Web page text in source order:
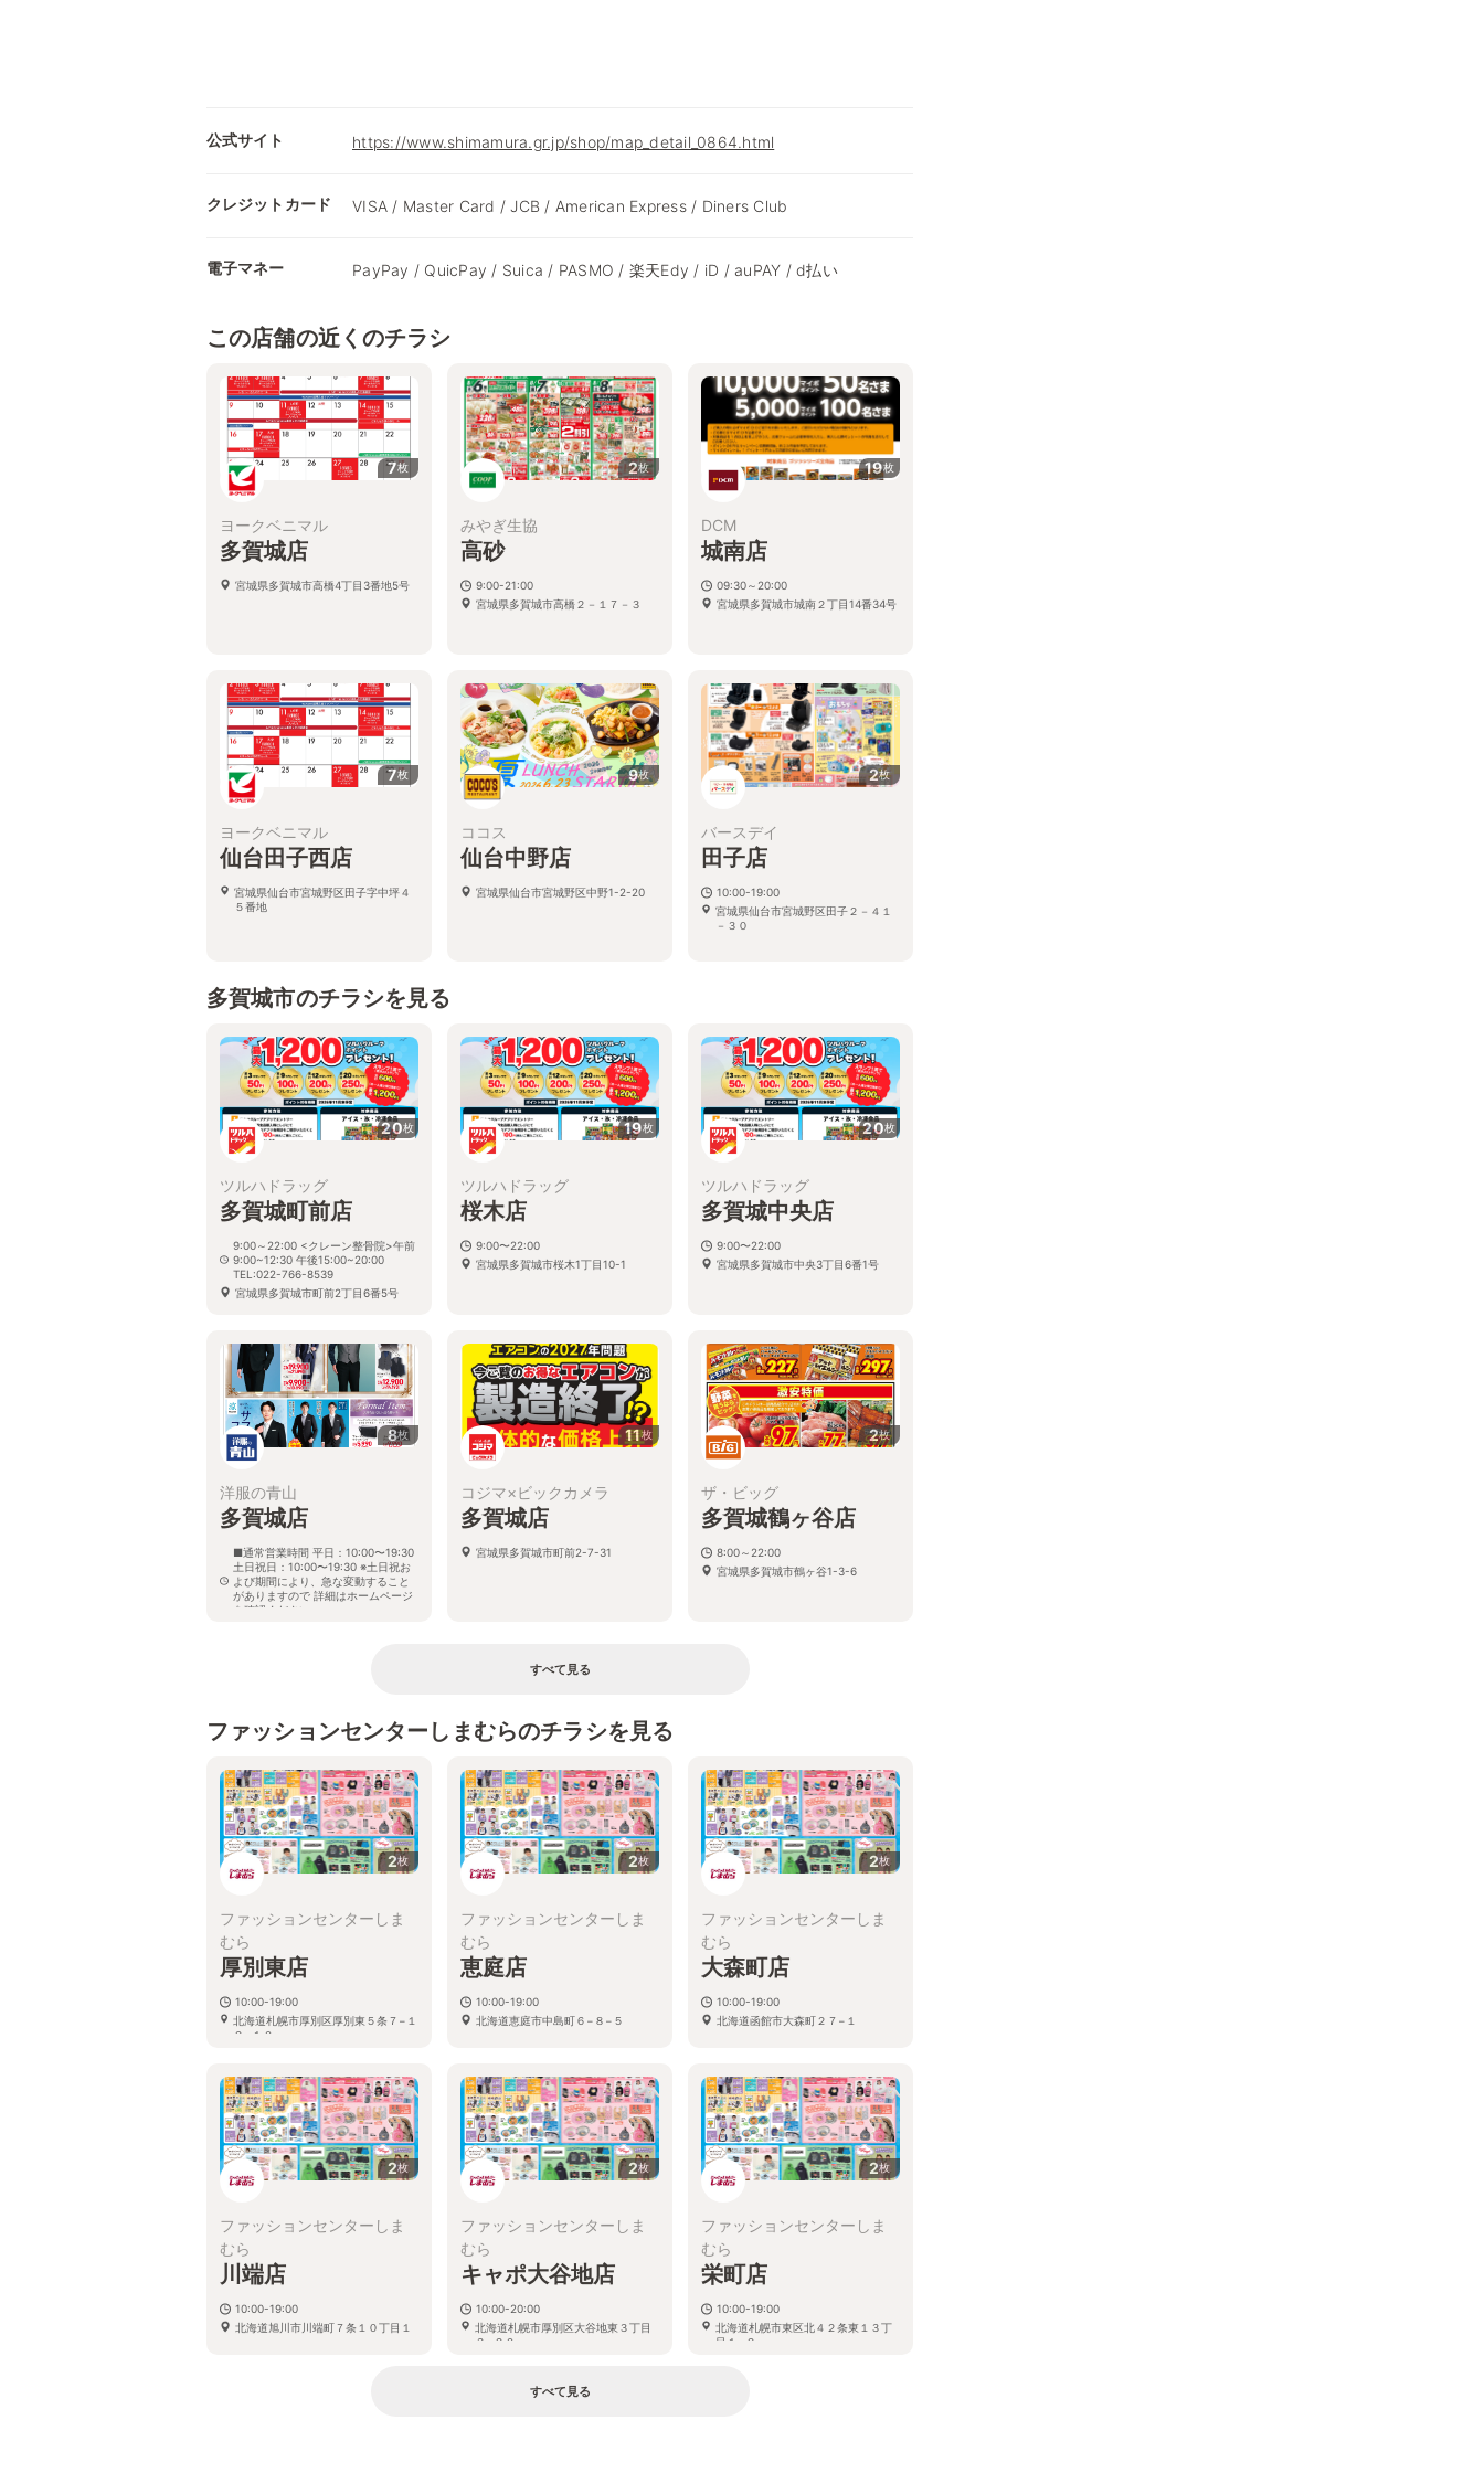
公式サイト https://www.shimamura.gr.jp/shop/map_detail_0864.html
クレジットカード VISA / Master Card / JCB / American Express / Diners Club
電子マネー PayPay / QuicPay / Suica / PASMO / 楽天Edy / iD / auPAY / d払い
この店舗の近くのチラシ
7枚
ヨークベニマル
多賀城店
宮城県多賀城市高橋4丁目3番地5号
2枚
みやぎ生協
高砂
9:00-21:00
宮城県多賀城市高橋２－１７－３
19枚
DCM
城南店
09:30～20:00
宮城県多賀城市城南２丁目14番34号
7枚
ヨークベニマル
仙台田子西店
宮城県仙台市宮城野区田子字中坪４
５番地
9枚
ココス
仙台中野店
宮城県仙台市宮城野区中野1-2-20
2枚
バースデイ
田子店
10:00-19:00
宮城県仙台市宮城野区田子２－４１
－３０
多賀城市のチラシを見る
20枚
ツルハドラッグ
多賀城町前店
9:00～22:00 <クレーン整骨院>午前
9:00~12:30 午後15:00~20:00
TEL:022-766-8539
宮城県多賀城市町前2丁目6番5号
19枚
ツルハドラッグ
桜木店
9:00〜22:00
宮城県多賀城市桜木1丁目10-1
20枚
ツルハドラッグ
多賀城中央店
9:00〜22:00
宮城県多賀城市中央3丁目6番1号
8枚
洋服の青山
多賀城店
■通常営業時間 平日：10:00〜19:30
土日祝日：10:00〜19:30 ※土日祝お
よび期間により、急な変動すること
がありますので 詳細はホームページ
を確認ください
11枚
コジマ×ビックカメラ
多賀城店
宮城県多賀城市町前2-7-31
2枚
ザ・ビッグ
多賀城鶴ヶ谷店
8:00～22:00
宮城県多賀城市鶴ヶ谷1-3-6
すべて見る
ファッションセンターしまむらのチラシを見る
2枚
ファッションセンターしま
むら
厚別東店
10:00-19:00
北海道札幌市厚別区厚別東５条７−１
２−１０
2枚
ファッションセンターしま
むら
恵庭店
10:00-19:00
北海道恵庭市中島町６−８−５
2枚
ファッションセンターしま
むら
大森町店
10:00-19:00
北海道函館市大森町２７−１
2枚
ファッションセンターしま
むら
川端店
10:00-19:00
北海道旭川市川端町７条１０丁目１
2枚
ファッションセンターしま
むら
キャポ大谷地店
10:00-20:00
北海道札幌市厚別区大谷地東３丁目
３−２０
2枚
ファッションセンターしま
むら
栄町店
10:00-19:00
北海道札幌市東区北４２条東１３丁
目１−２
すべて見る